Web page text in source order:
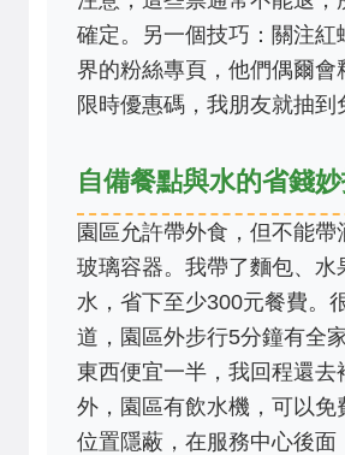
確定。另一個技巧：關注紅
界的粉絲專頁，他們偶爾會
限時優惠碼，我朋友就抽到
自備餐點與水的省錢
園區允許帶外食，但不能帶
玻璃容器。我帶了麵包、水
水，省下至少300元餐費。
道，園區外步行5分鐘有全
東西便宜一半，我回程還去
外，園區有飲水機，可以免
位置隱蔽，在服務中心後面